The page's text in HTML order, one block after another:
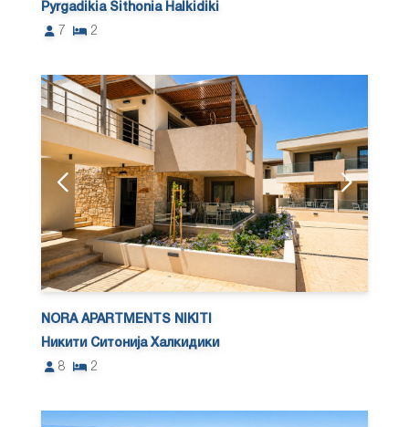
Pyrgadikia Sithonia Halkidiki
7
2
NORA APARTMENTS NIKITI
Никити Ситонија Халкидики
8
2